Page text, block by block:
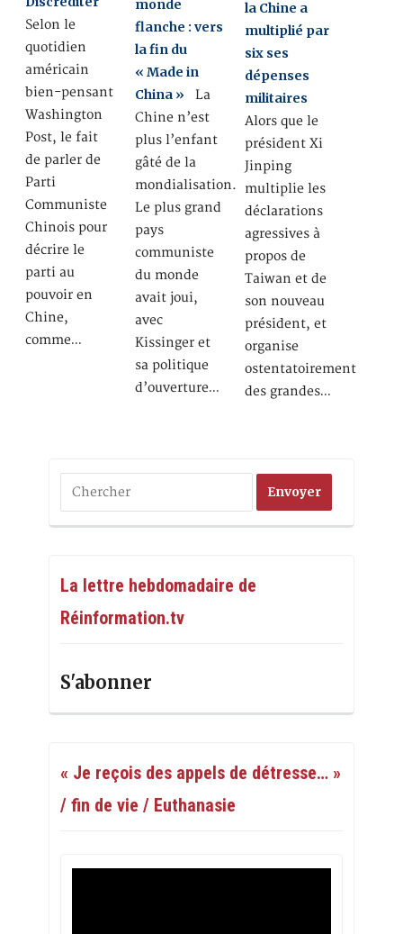
Selon le
quotidien
américain
bien-pensant
Washington
Post, le fait
de parler de
Parti
Communiste
Chinois pour
décrire le
parti au
pouvoir en
Chine,
comme…
monde
flanche : vers
la fin du
« Made in
China » La
Chine n’est
plus l’enfant
gâté de la
mondialisation.
Le plus grand
pays
communiste
du monde
avait joui,
avec
Kissinger et
sa politique
d’ouverture…
la Chine a
multiplié par
six ses
dépenses
militaires
Alors que le
président Xi
Jinping
multiplie les
déclarations
agressives à
propos de
Taiwan et de
son nouveau
président, et
organise
ostentatoirement
des grandes…
La lettre hebdomadaire de
Réinformation.tv
S'abonner
« Je reçois des appels de détresse… »
/ fin de vie / Euthanasie